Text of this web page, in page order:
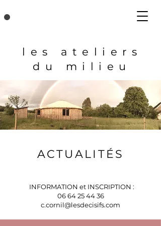
les ateliers
du milieu
ACTUALITÉS
INFORMATION et INSCRIPTION :
06 64 25 44 36
c.cornil@lesdecisifs.com